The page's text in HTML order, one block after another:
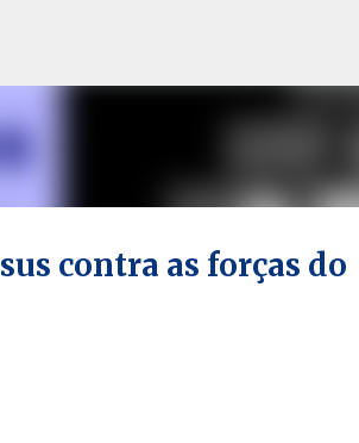
o conteúdo principal
contra as forças do